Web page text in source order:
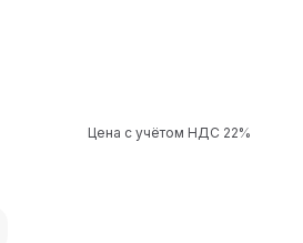
Цена с учётом НДС 22%